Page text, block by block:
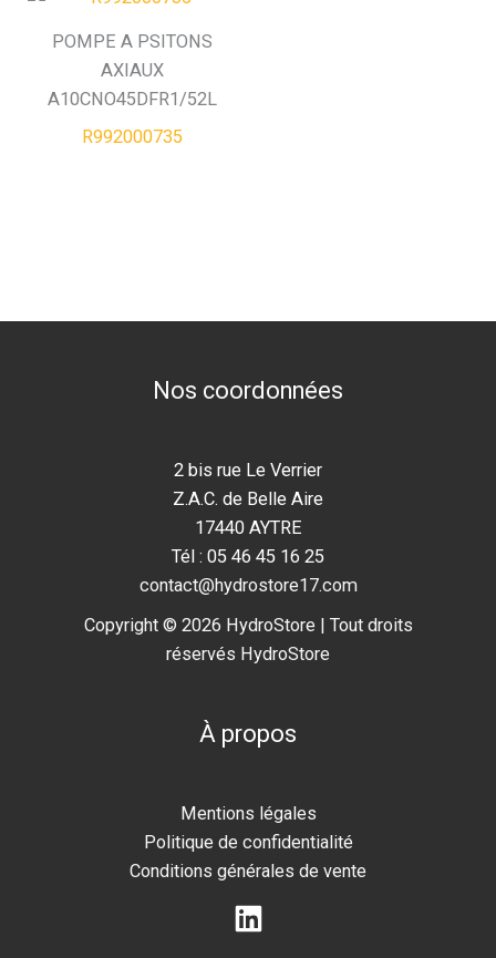
POMPE A PSITONS
AXIAUX
A10CNO45DFR1/52L
R992000735
Nos coordonnées
2 bis rue Le Verrier
Z.A.C. de Belle Aire
17440 AYTRE
Tél : 05 46 45 16 25
contact@hydrostore17.com
Copyright © 2026 HydroStore | Tout droits
réservés HydroStore
À propos
Mentions légales
Politique de confidentialité
Conditions générales de vente